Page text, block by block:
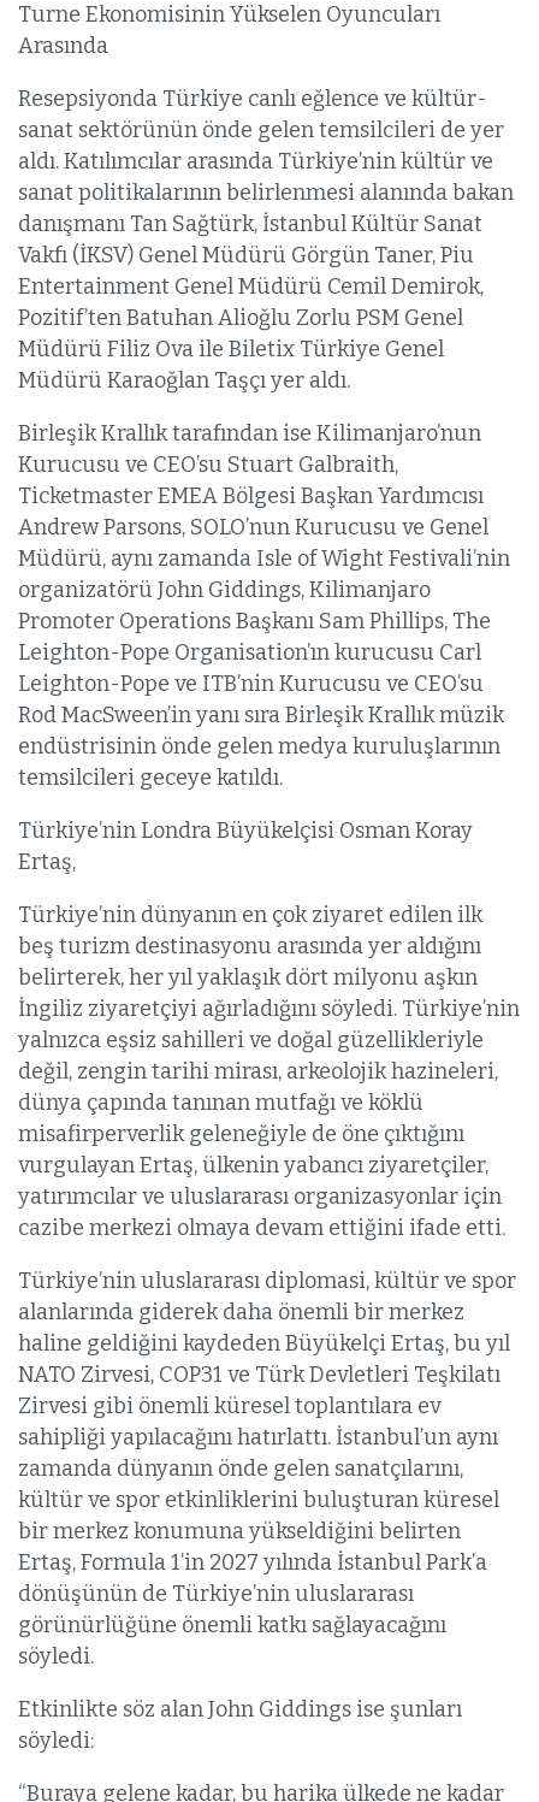
Turne Ekonomisinin Yükselen Oyuncuları
Arasında
Resepsiyonda Türkiye canlı eğlence ve kültür-
sanat sektörünün önde gelen temsilcileri de yer
aldı. Katılımcılar arasında Türkiye’nin kültür ve
sanat politikalarının belirlenmesi alanında bakan
danışmanı Tan Sağtürk, İstanbul Kültür Sanat
Vakfı (İKSV) Genel Müdürü Görgün Taner, Piu
Entertainment Genel Müdürü Cemil Demirok,
Pozitif’ten Batuhan Alioğlu Zorlu PSM Genel
Müdürü Filiz Ova ile Biletix Türkiye Genel
Müdürü Karaoğlan Taşçı yer aldı.
Birleşik Krallık tarafından ise Kilimanjaro’nun
Kurucusu ve CEO’su Stuart Galbraith,
Ticketmaster EMEA Bölgesi Başkan Yardımcısı
Andrew Parsons, SOLO’nun Kurucusu ve Genel
Müdürü, aynı zamanda Isle of Wight Festivali’nin
organizatörü John Giddings, Kilimanjaro
Promoter Operations Başkanı Sam Phillips, The
Leighton-Pope Organisation’ın kurucusu Carl
Leighton-Pope ve ITB’nin Kurucusu ve CEO’su
Rod MacSween’in yanı sıra Birleşik Krallık müzik
endüstrisinin önde gelen medya kuruluşlarının
temsilcileri geceye katıldı.
Türkiye’nin Londra Büyükelçisi Osman Koray
Ertaş,
Türkiye’nin dünyanın en çok ziyaret edilen ilk
beş turizm destinasyonu arasında yer aldığını
belirterek, her yıl yaklaşık dört milyonu aşkın
İngiliz ziyaretçiyi ağırladığını söyledi. Türkiye’nin
yalnızca eşsiz sahilleri ve doğal güzellikleriyle
değil, zengin tarihi mirası, arkeolojik hazineleri,
dünya çapında tanınan mutfağı ve köklü
misafirperverlik geleneğiyle de öne çıktığını
vurgulayan Ertaş, ülkenin yabancı ziyaretçiler,
yatırımcılar ve uluslararası organizasyonlar için
cazibe merkezi olmaya devam ettiğini ifade etti.
Türkiye’nin uluslararası diplomasi, kültür ve spor
alanlarında giderek daha önemli bir merkez
haline geldiğini kaydeden Büyükelçi Ertaş, bu yıl
NATO Zirvesi, COP31 ve Türk Devletleri Teşkilatı
Zirvesi gibi önemli küresel toplantılara ev
sahipliği yapılacağını hatırlattı. İstanbul’un aynı
zamanda dünyanın önde gelen sanatçılarını,
kültür ve spor etkinliklerini buluşturan küresel
bir merkez konumuna yükseldiğini belirten
Ertaş, Formula 1’in 2027 yılında İstanbul Park’a
dönüşünün de Türkiye’nin uluslararası
görünürlüğüne önemli katkı sağlayacağını
söyledi.
Etkinlikte söz alan John Giddings ise şunları
söyledi:
“Buraya gelene kadar, bu harika ülkede ne kadar